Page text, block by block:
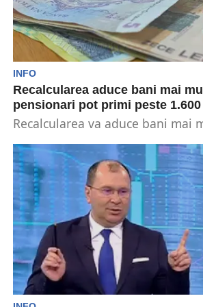
INFO
Recalcularea aduce bani mai
pensionari pot primi peste
Recalcularea va aduce bani mai
și 1.600 de...